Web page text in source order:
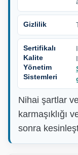
Gizlilik
Sertifikalı
Kalite
Yönetim
Sistemleri
Nihai şartlar
karmaşıklığı
sonra